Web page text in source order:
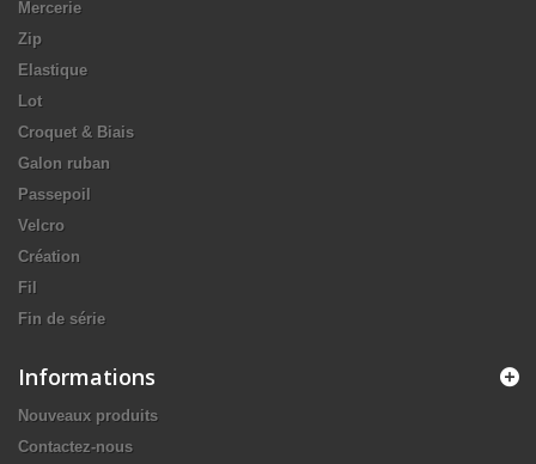
Mercerie
Zip
Elastique
Lot
Croquet & Biais
Galon ruban
Passepoil
Velcro
Création
Fil
Fin de série
Informations
Nouveaux produits
Contactez-nous